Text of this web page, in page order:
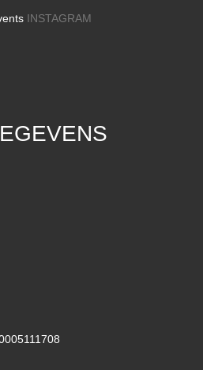
INSTAGRAM